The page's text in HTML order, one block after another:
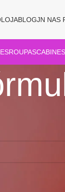
LOJABLOGJN NAS
ROUPASCABINES